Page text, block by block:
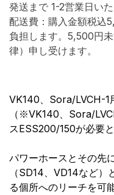
発送まで 1-2営業日いた
配送費：購入金額税込
負担します。5,500円
律）申し受けます。
VK140、Sora/LVCH-1
（※VK140、Sora/
スESS200/150が必要と
パワーホースとその先
（SD14、VD14など
る個所へのリーチを可